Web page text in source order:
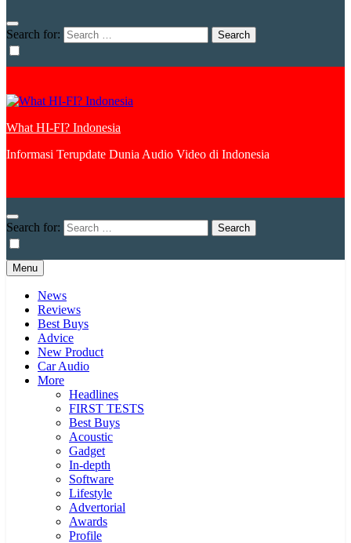
Search for:
What HI-FI? Indonesia
Informasi Terupdate Dunia Audio Video di Indonesia
Search for:
Menu
News
Reviews
Best Buys
Advice
New Product
Car Audio
More
Headlines
FIRST TESTS
Best Buys
Acoustic
Gadget
In-depth
Software
Lifestyle
Advertorial
Awards
Profile